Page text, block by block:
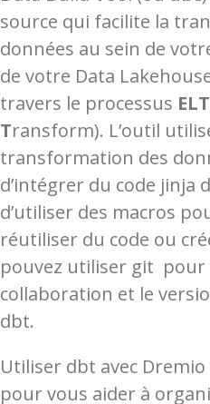
source qui facilite la
données au sein de
de votre Data
travers le processus ELT
Transform). L’outil
transformation des
d’intégrer du code jinja
d’utiliser des macros
réutiliser du code ou
pouvez utiliser git pour
collaboration et le
dbt.
Utiliser dbt avec
pour vous aider à